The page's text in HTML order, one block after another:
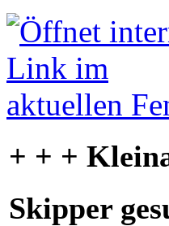
+ + +
Skipper